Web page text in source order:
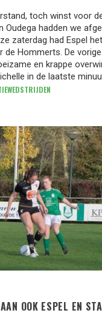
toch winst voor
Oudega hadden we
zaterdag had Espel
de Hommerts. De
en krappe
in de laatste minuut.
OOK ESPEL EN